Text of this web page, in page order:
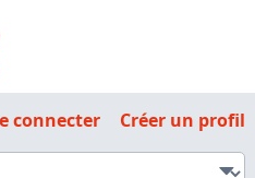
connecter Créer un profil